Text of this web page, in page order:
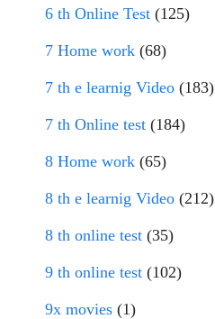
6 th Online Test (125)
7 Home work (68)
7 th e learnig Video (183)
7 th Online test (184)
8 Home work (65)
8 th e learnig Video (212)
8 th online test (35)
9 th online test (102)
9x movies (1)